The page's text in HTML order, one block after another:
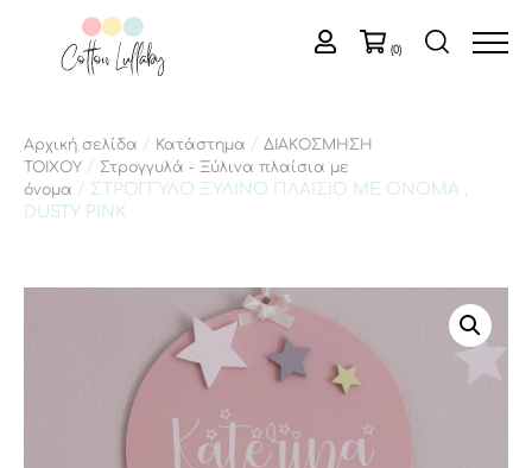
(0)
Αρχική σελίδα / Κατάστημα / ΔΙΑΚΟΣΜΗΣΗ
ΤΟΙΧΟΥ / Στρογγυλά - Ξύλινα πλαίσια με
όνομα / ΣΤΡΟΓΓΥΛΟ ΞΥΛΙΝΟ ΠΛΑΙΣΙΟ ΜΕ ΟΝΟΜΑ ,
DUSTY PINK